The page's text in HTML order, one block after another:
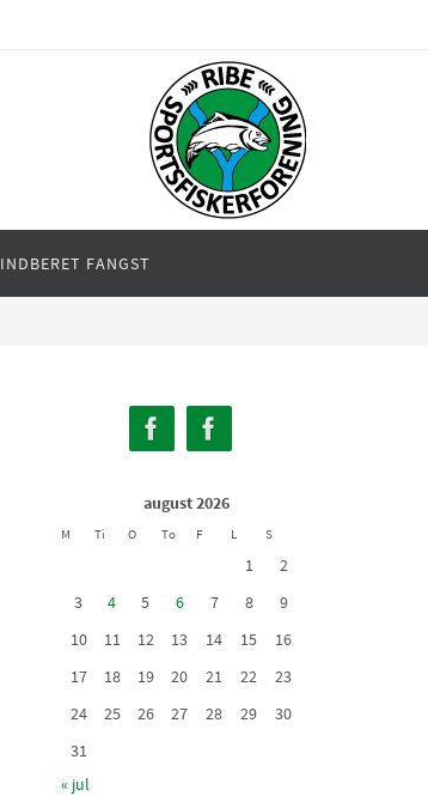
INDBERET FANGST
august 2026
M Ti O To F L S
1
2
3
4 5 6 7 8
9
10
11 12 13 14 15
16
17
18 19 20 21 22
23
24
25 26 27 28 29
30
31
« jul